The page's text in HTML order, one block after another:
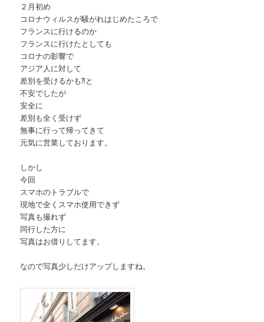
２月初め
コロナウィルスが騒がれはじめたころで
フランスに行けるのか
フランスに行けたとしても
コロナの影響で
アジア人に対して
差別を受けるかも⁈と
不安でしたが
安全に
差別も全く受けず
無事に行って帰ってきて
元気に営業しております。
しかし
今回
スマホのトラブルで
現地で全くスマホ使用できず
写真も撮れず
同行した方に
写真はお借りしてます。
なので写真少しだけアップしますね。